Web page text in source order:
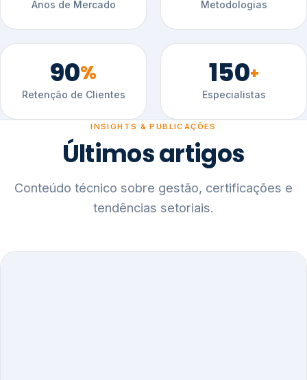
Anos de Mercado Metodologias
90%
Retenção de Clientes
150+
Especialistas
INSIGHTS & PUBLICAÇÕES
Últimos artigos
Conteúdo técnico sobre gestão, certificações e
tendências setoriais.